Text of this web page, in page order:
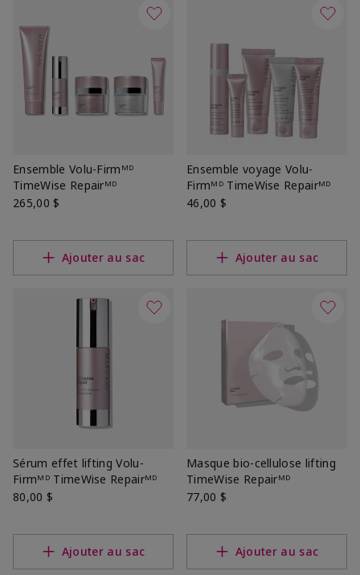
Ensemble Volu-Firmᴹᴰ
TimeWise Repairᴹᴰ
265,00 $
Ajouter au sac
Ensemble voyage Volu-
Firmᴹᴰ TimeWise Repairᴹᴰ
46,00 $
Ajouter au sac
Sérum effet lifting Volu-
Firmᴹᴰ TimeWise Repairᴹᴰ
80,00 $
Ajouter au sac
Masque bio-cellulose lifting
TimeWise Repairᴹᴰ
77,00 $
Ajouter au sac